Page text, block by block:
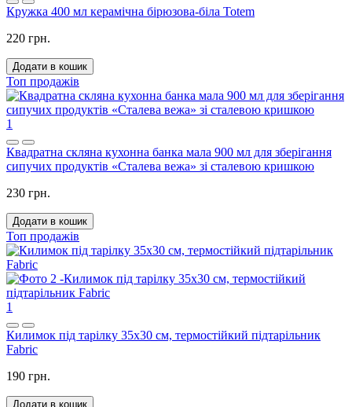
Кружка 400 мл керамічна бірюзова-біла Totem
220 грн.
Додати в кошик
Топ продажів
1
Квадратна скляна кухонна банка мала 900 мл для зберігання
сипучих продуктів «Сталева вежа» зі сталевою кришкою
230 грн.
Додати в кошик
Топ продажів
1
Килимок під тарілку 35x30 см, термостійкий підтарільник
Fabric
190 грн.
Додати в кошик